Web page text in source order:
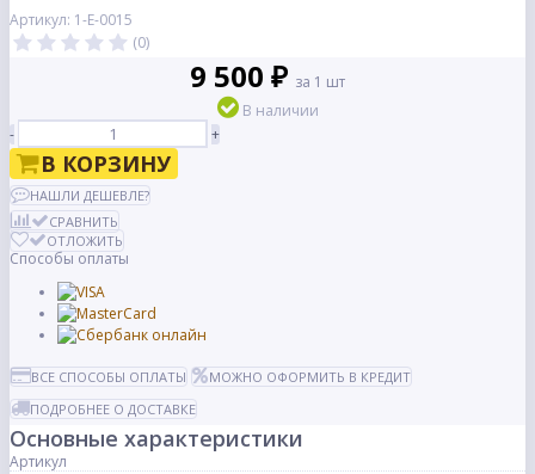
Артикул: 1-Е-0015
(0)
9 500 ₽ за 1 шт
В наличии
-
+
В КОРЗИНУ
НАШЛИ ДЕШЕВЛЕ?
СРАВНИТЬ
ОТЛОЖИТЬ
Способы оплаты
ВСЕ СПОСОБЫ ОПЛАТЫ
МОЖНО ОФОРМИТЬ В КРЕДИТ
ПОДРОБНЕЕ О ДОСТАВКЕ
Основные характеристики
Артикул